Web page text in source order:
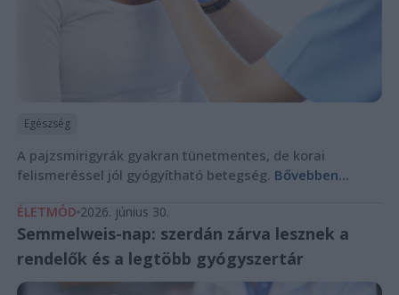
Egészség
A pajzsmirigyrák gyakran tünetmentes, de korai
felismeréssel jól gyógyítható betegség. Bővebben...
ÉLETMÓD 2026. június 30.
Semmelweis-nap: szerdán zárva lesznek a
rendelők és a legtöbb gyógyszertár